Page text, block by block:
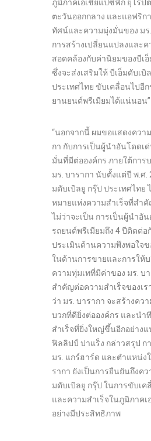
ภูมิภาคเอเชียแปซิฟิก ยุโรป
ตะวันออกกลาง และแอฟริก
ทัศน์และความมุ่งมั่นของ มร
การสร้างเปลี่ยนแปลงและค
สอดคล้องกับค่านิยมของบีเอ็
ซึ่งจะส่งเสริมให้ บีเอ็มดับเบิ
ประเทศไทย ขับเคลื่อนไปอี
ยานยนต์พรีเมียมได้แน่นอน”
“นอกจากนี้ ผมขอแสดงควา
กา กับการเป็นผู้นำอันโดดเ
มั่นที่มีต่อองค์กร ภายใต้การ
มร. บารากา นับตั้งแต่ปี พ.ศ.
มดับเบิลยู กรุ๊ป ประเทศไทย
หมายแห่งความสำเร็จที่สำคั
ไม่ว่าจะเป็น การเป็นผู้นำอั
รถยนต์พรีเมียมถึง 4 ปีติดต่อ
ประเมินด้านความพึงพอใจ
ในด้านการขายและการให้
ความทุ่มเทที่มีค่าของ มร. บ
สำคัญต่อความสำเร็จของเร
ว่า มร. บารากา จะสร้างคว
บวกที่ดียิ่งต่อองค์กร และนำ
สำเร็จที่ยิ่งใหญ่ขึ้นอีกอย่าง
ฟิลลิปป์ ปาแร็ง กล่าวสรุป ก
มร. แกร์ฮาร์ด และตำแหน่ง
รากา ยังเป็นการยืนยันถึงค
มดับเบิลยู กรุ๊ป ในการขับเค
และความสำเร็จในภูมิภาค
อย่างมีประสิทธิภาพ